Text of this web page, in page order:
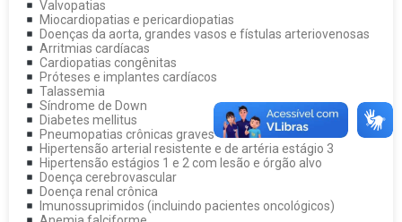
Valvopatias
Miocardiopatias e pericardiopatias
Doenças da aorta, grandes vasos e fístulas arteriovenosas
Arritmias cardíacas
Cardiopatias congênitas
Próteses e implantes cardíacos
Talassemia
Síndrome de Down
Diabetes mellitus
Pneumopatias crônicas graves
Hipertensão arterial resistente e de artéria estágio 3
Hipertensão estágios 1 e 2 com lesão e órgão alvo
Doença cerebrovascular
Doença renal crônica
Imunossuprimidos (incluindo pacientes oncológicos)